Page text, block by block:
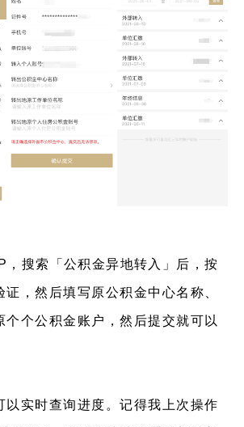
，搜索「公积金异地转入」后，按
证，然后填写原公积金中心名称、
个个公积金账户，然后提交就可以
以实时查询进度。记得我上次操作